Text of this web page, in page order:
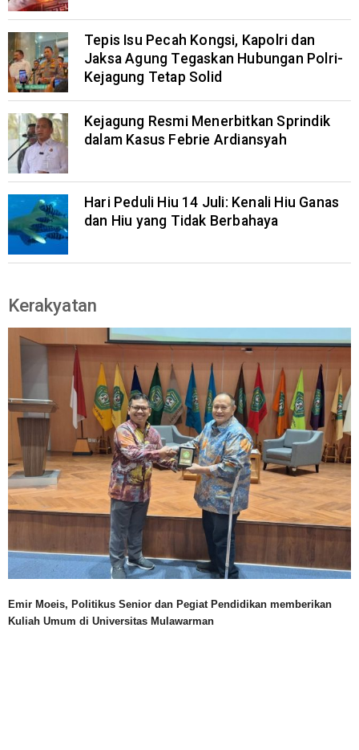
Tepis Isu Pecah Kongsi, Kapolri dan
Jaksa Agung Tegaskan Hubungan Polri-
Kejagung Tetap Solid
Kejagung Resmi Menerbitkan Sprindik
dalam Kasus Febrie Ardiansyah
Hari Peduli Hiu 14 Juli: Kenali Hiu Ganas
dan Hiu yang Tidak Berbahaya
Kerakyatan
Emir Moeis, Politikus Senior dan Pegiat Pendidikan memberikan
Kuliah Umum di Universitas Mulawarman